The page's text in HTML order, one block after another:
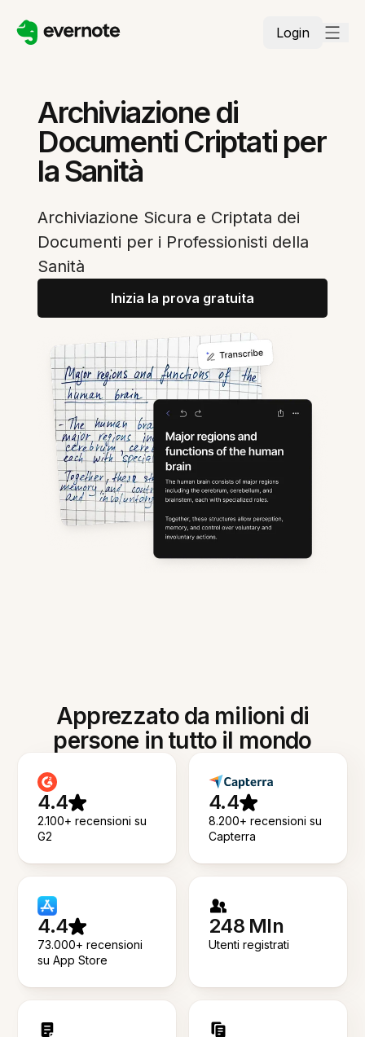
Login
Archiviazione di
Documenti Criptati per
la Sanità
Archiviazione Sicura e Criptata dei
Documenti per i Professionisti della
Sanità
Inizia la prova gratuita
Apprezzato da milioni di
persone in tutto il mondo
4.4
2.100+ recensioni su
G2
4.4
8.200+ recensioni su
Capterra
4.4
73.000+ recensioni
su App Store
248 Mln
Utenti registrati